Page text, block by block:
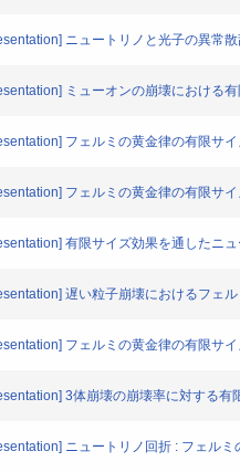
ニュートリノと光子の異常散
ミューオンの崩壊における
フェルミの黄金律の有限サ
フェルミの黄金律の有限サ
有限サイズ効果を通したニ
遅い粒子崩壊におけるフェ
フェルミの黄金律の有限サイ
3体崩壊の崩壊率に対する有
ニュートリノ回折 : フェル